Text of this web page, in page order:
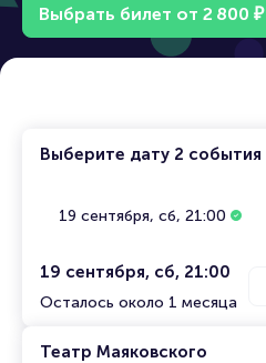
Выбрать билет от 2 800 ₽
Выберите дату 2 события
19 сентября, сб, 21:00
19 сентября, сб, 21:00
Осталось около 1 месяца
Театр Маяковского